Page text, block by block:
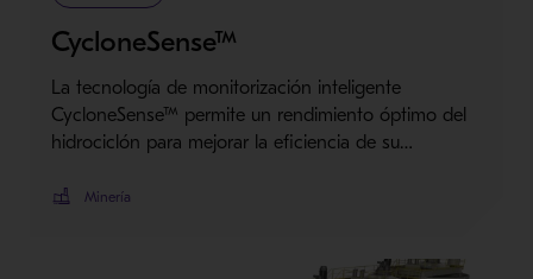
CycloneSense™
La tecnología de monitorización inteligente
CycloneSense™ permite un rendimiento óptimo del
hidrociclón para mejorar la eficiencia de su…
Minería